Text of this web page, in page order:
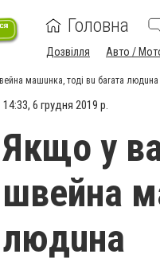
Головна
Дозвілля Авто /
машuнка, тоді вu баrата людuна
14:33, 6 грудня 2019 р.
Якщо у
швейна
людuна